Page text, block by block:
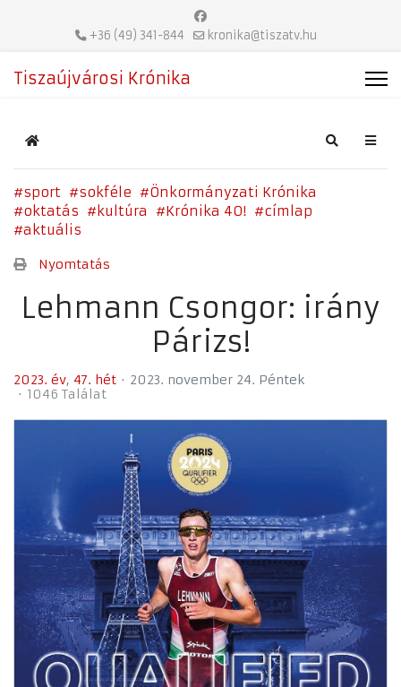
+36 (49) 341-844 kronika@tiszatv.hu
Tiszaújvárosi Krónika
Home Search
sport sokféle
Önkormányzati Krónika
oktatás
kultúra Krónika 40!
címlap
aktuális
Nyomtatás
Lehmann Csongor: irány
Párizs!
2023. év 47. hét
2023. november 24. Péntek
1046 Találat